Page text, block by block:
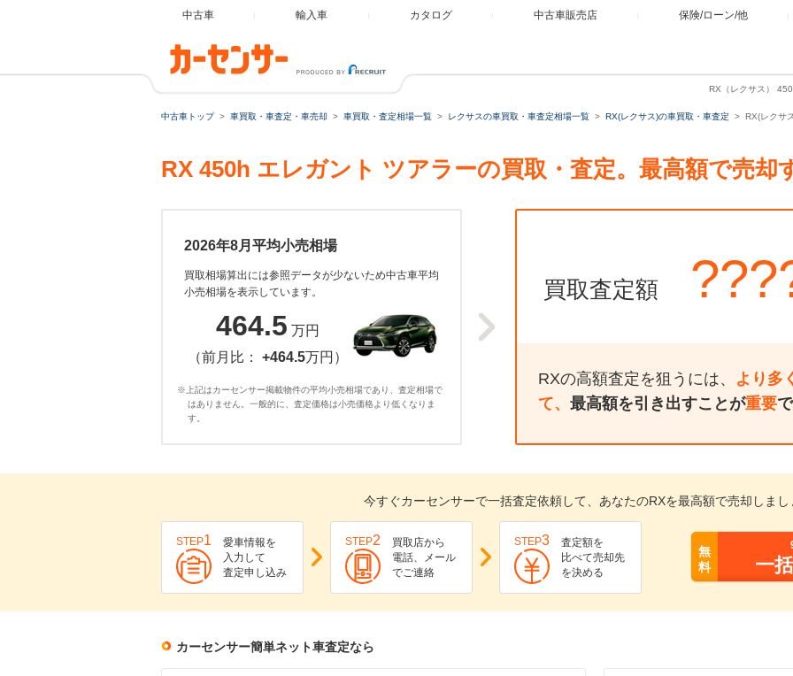
中古車 輸入車 カタログ 中古車販売店 保険/ローン/他
RX（レクサス）
中古車トップ 車買取・車査定・車売却 車買取・査定相場一覧 レクサスの車買取・車査定相場一覧 RX(レクサス)の車買取・車査定 RX(レクサ
RX 450h エレガント ツアラーの買取・査定。最高額で売却
2026年8月平均小売相場
買取相場算出には参照データが少ないため中古車平均
小売相場を表示しています。
464.5 万円
（前月比： +464.5万円）
※上記はカーセンサー掲載物件の平均小売相場であり、査定相場で
はありません。一般的に、査定価格は小売価格より低くなりま
す。
買取査定額
RXの高額査定を狙うには、 より多
て、 最高額を引き出すことが重要
今すぐカーセンサーで一括査定依頼して、あなたのRXを最高額で売却しまし
STEP1
愛車情報を
入力して
査定申し込み
STEP2
買取店から
電話、メール
でご連絡
STEP3
査定額を
比べて売却先
を決める
無
料
一
カーセンサー簡単ネット車査定なら